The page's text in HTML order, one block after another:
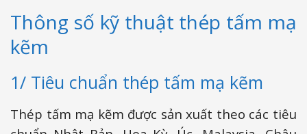
Thông số kỹ thuật thép tấm mạ
kẽm
1/ Tiêu chuẩn thép tấm mạ kẽm
Thép tấm mạ kẽm được sản xuất theo các tiêu